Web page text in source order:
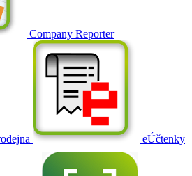
Company Reporter
eÚčtenky